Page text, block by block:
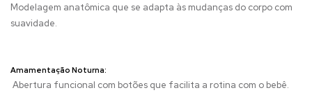
Modelagem anatômica que se adapta às mudanças do corpo com
suavidade.
Amamentação Noturna:
Abertura funcional com botões que facilita a rotina com o bebê.